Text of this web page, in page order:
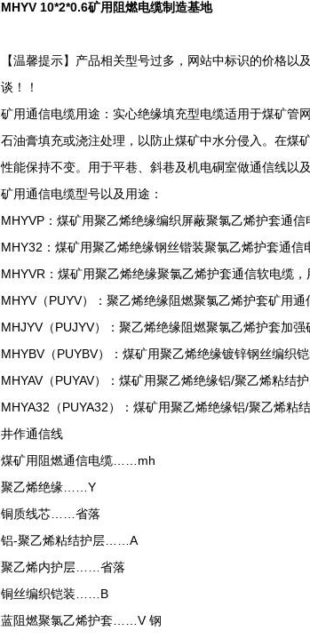
MHYV 10*2*0.6矿用阻燃电缆制造基地
【温馨提示】产品相关型号过多，网站中标识的价格
谈！！
矿用通信电缆用途：实心绝缘填充型电缆适用于煤矿管
石油膏填充或浇注处理，以防止煤矿中水分侵入。在煤
性能保持不变。用于平巷、斜巷及机电硐室做通信线以
矿用通信电缆型号以及用途：
MHYVP：煤矿用聚乙烯绝缘编织屏蔽聚氯乙烯护套通
MHY32：煤矿用聚乙烯绝缘钢丝锴装聚氯乙烯护套通
MHYVR：煤矿用聚乙烯绝缘聚氯乙烯护套通信软电缆
MHYV（PUYV）：聚乙烯绝缘阻燃聚氯乙烯护套矿用
MHJYV（PUJYV）：聚乙烯绝缘阻燃聚氯乙烯护套加
MHYBV（PUYBV）：煤矿用聚乙烯绝缘镀锌钢丝编织
MHYAV（PUYAV）：煤矿用聚乙烯绝缘铝/聚乙烯粘结
MHYA32（PUYA32）：煤矿用聚乙烯绝缘铝/聚乙烯粘
井作通信线
煤矿用阻燃通信电缆……mh
聚乙烯绝缘……Y
铜质线芯……省落
铝-聚乙烯粘结护层……A
聚乙烯内护层……省落
铜丝编织铠装……B
蓝阻燃聚氯乙烯护套……V 钢